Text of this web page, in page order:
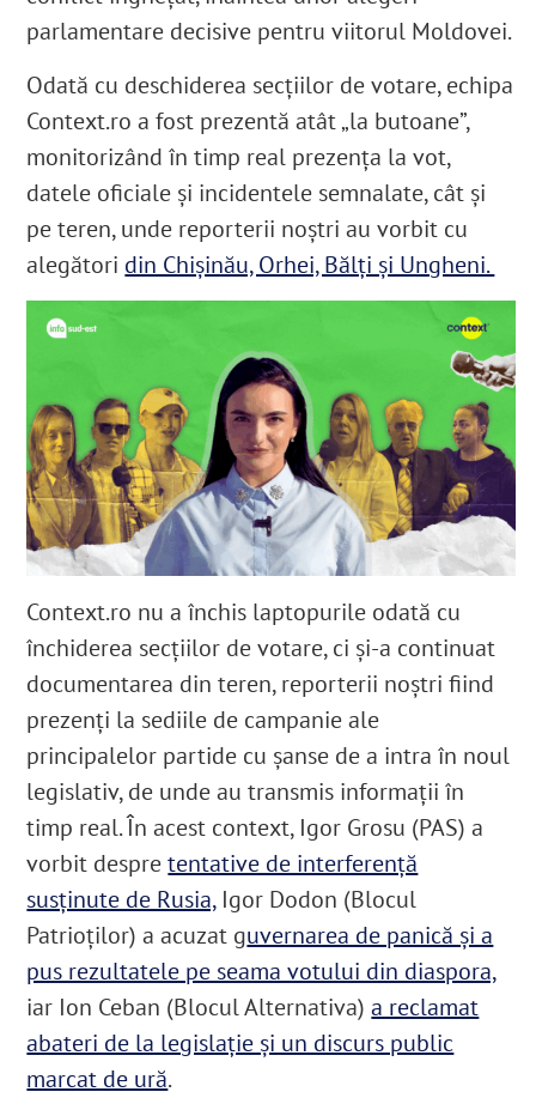
parlamentare decisive pentru viitorul Moldovei.
Odată cu deschiderea secțiilor de votare, echipa
Context.ro a fost prezentă atât „la butoane”,
monitorizând în timp real prezența la vot,
datele oficiale și incidentele semnalate, cât și
pe teren, unde reporterii noștri au vorbit cu
alegători din Chișinău, Orhei, Bălți și Ungheni.
Context.ro nu a închis laptopurile odată cu
închiderea secțiilor de votare, ci și-a continuat
documentarea din teren, reporterii noștri fiind
prezenți la sediile de campanie ale
principalelor partide cu șanse de a intra în noul
legislativ, de unde au transmis informații în
timp real. În acest context, Igor Grosu (PAS) a
vorbit despretentative de interferență
susținute de Rusia,Igor Dodon (Blocul
Patrioților) a acuzat guvernarea de panică și a
pus rezultatele pe seama votului din diaspora,
iar Ion Ceban (Blocul Alternativa)a reclamat
abateri de la legislație și un discurs public
marcat de ură.